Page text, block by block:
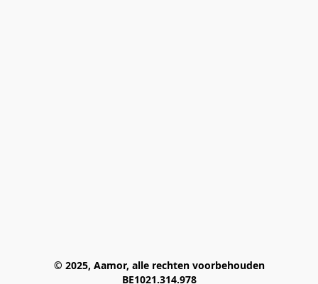
© 2025, Aamor, alle rechten voorbehouden
BE1021.314.978